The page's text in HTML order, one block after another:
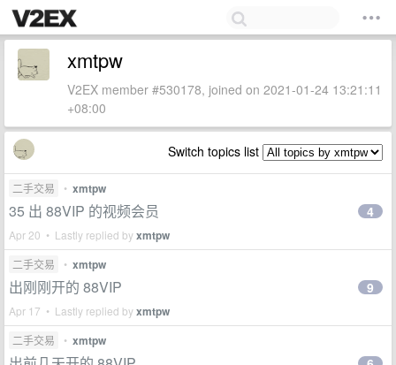
xmtpw
V2EX member #530178, joined on 2021-01-24 13:21:11
+08:00
Switch topics list
二手交易 • xmtpw
35 出 88VIP 的视频会员
Apr 20 • Lastly replied byxmtpw
4
二手交易 • xmtpw
出刚刚开的 88VIP
Apr 17 • Lastly replied byxmtpw
9
二手交易 • xmtpw